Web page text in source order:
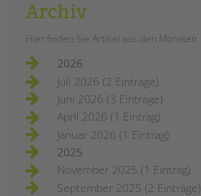
Archiv
Hier finden Sie Artikel aus den Monaten
2026
Juli 2026 (2 Einträge)
Juni 2026 (3 Einträge)
April 2026 (1 Eintrag)
Januar 2026 (1 Eintrag)
2025
November 2025 (1 Eintrag)
September 2025 (2 Einträge)